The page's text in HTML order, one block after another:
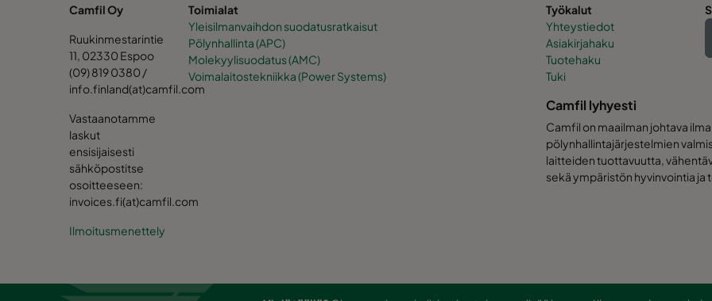
Camfil Oy
Ruukinmestarintie
11, 02330 Espoo
(09) 819 0380 /
info.finland(at)camfil.com
Vastaanotamme
laskut
ensisijaisesti
sähköpostitse
osoitteeseen:
invoices.fi(at)camfil.com
Ilmoitusmenettely
Toimialat
Yleisilmanvaihdon suodatusratkaisut
Pölynhallinta (APC)
Molekyylisuodatus (AMC)
Voimalaitostekniikka (Power Systems)
Työkalut
Yhteystiedot
Asiakirjahaku
Tuotehaku
Tuki
Camfil lyhyesti
Camfil on maailman johtava
pölynhallintajärjestelmien
laitteiden tuottavuutta,
sekä ympäristön hyvinvointia ja